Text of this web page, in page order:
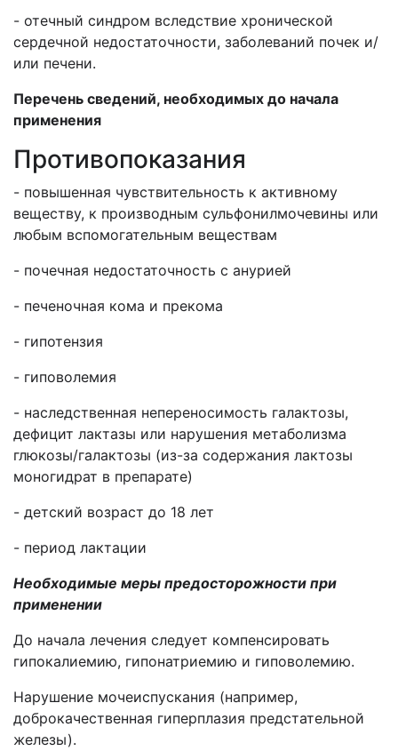
- отечный синдром вследствие хронической
сердечной недостаточности, заболеваний почек и/
или печени.
Перечень сведений, необходимых до начала
применения
Противопоказания
- повышенная чувствительность к активному
веществу, к производным сульфонилмочевины или
любым вспомогательным веществам
- почечная недостаточность с анурией
- печеночная кома и прекома
- гипотензия
- гиповолемия
- наследственная непереносимость галактозы,
дефицит лактазы или нарушения метаболизма
глюкозы/галактозы (из-за содержания лактозы
моногидрат в препарате)
- детский возраст до 18 лет
- период лактации
Необходимые меры предосторожности при
применении
До начала лечения следует компенсировать
гипокалиемию, гипонатриемию и гиповолемию.
Нарушение мочеиспускания (например,
доброкачественная гиперплазия предстательной
железы).